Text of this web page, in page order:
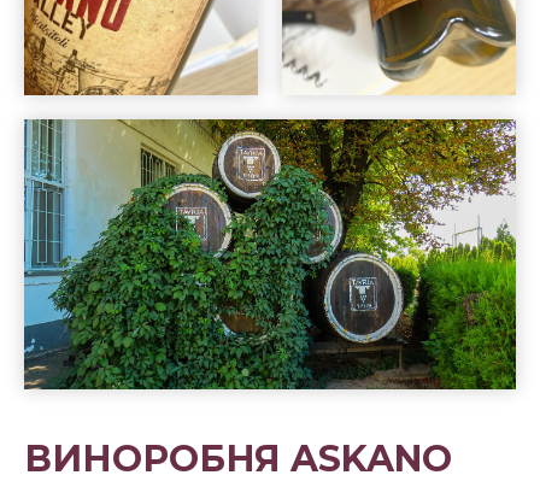
ВИНОРОБНЯ ASKANO